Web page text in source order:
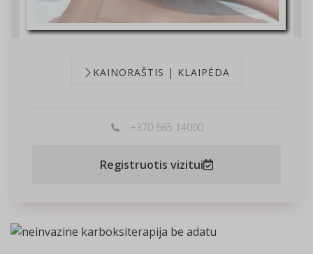
KAINORAŠTIS | KLAIPĖDA
+370 665 14000
Registruotis vizitui